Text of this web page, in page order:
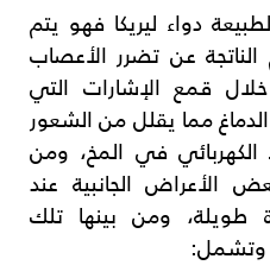
دواء ليريكا فهو يتم
عن تضرر الأعصاب
قمع الإشارات التي
مما يقلل من الشعور
في المخ، ومن
الأعراض الجانبية عند
طويلة، ومن بينها تلك
وتشمل: